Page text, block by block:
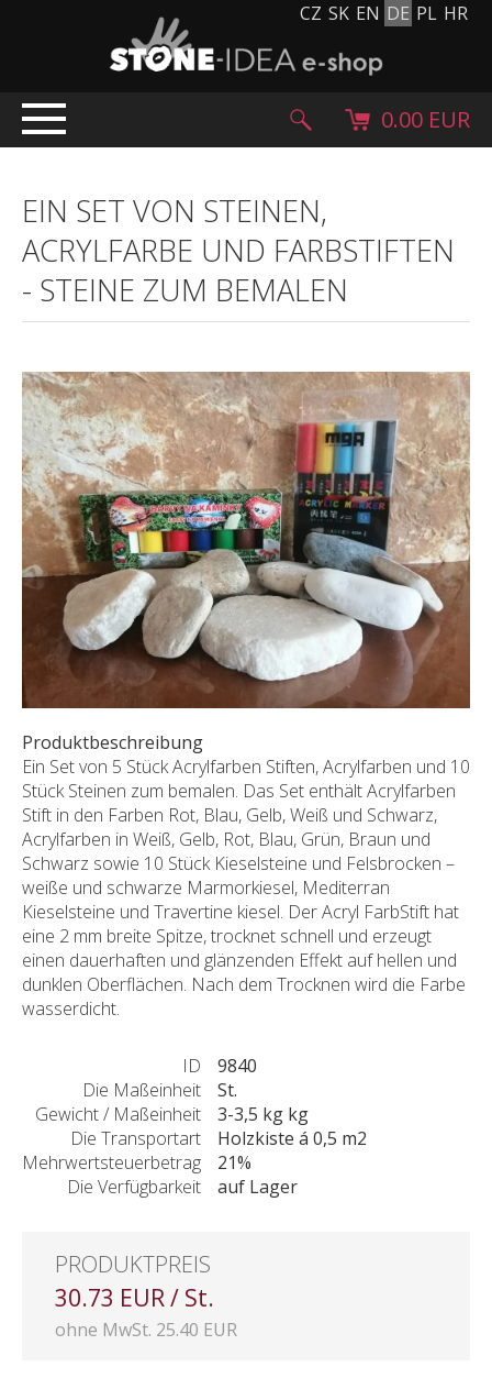
CZ SK EN DE PL HR
PRODUKTE
Steinteppich
Steinpflaster und Fliesen
Kieselsteine, Kopfstein und Granulat
Stein Produkte
Steinblöcke
Creative Floor
Terazzo
SONDERNABFERTIGUNGEN
ÜBER UNS
AKTUALITÄTEN
SHOWROOM
KONTAKT
0.00 EUR
EIN SET VON STEINEN,
ACRYLFARBE UND FARBSTIFTEN
- STEINE ZUM BEMALEN
Produktbeschreibung
Ein Set von 5 Stück Acrylfarben Stiften, Acrylfarben und 10
Stück Steinen zum bemalen. Das Set enthält Acrylfarben
Stift in den Farben Rot, Blau, Gelb, Weiß und Schwarz,
Acrylfarben in Weiß, Gelb, Rot, Blau, Grün, Braun und
Schwarz sowie 10 Stück Kieselsteine und Felsbrocken –
weiße und schwarze Marmorkiesel, Mediterran
Kieselsteine und Travertine kiesel. Der Acryl FarbStift hat
eine 2 mm breite Spitze, trocknet schnell und erzeugt
einen dauerhaften und glänzenden Effekt auf hellen und
dunklen Oberflächen. Nach dem Trocknen wird die Farbe
wasserdicht.
ID
9840
Die Maßeinheit
St.
Gewicht / Maßeinheit
3-3,5 kg kg
Die Transportart
Holzkiste á 0,5 m2
Mehrwertsteuerbetrag
21%
Die Verfügbarkeit
auf Lager
PRODUKTPREIS
30.73 EUR / St.
ohne MwSt. 25.40 EUR